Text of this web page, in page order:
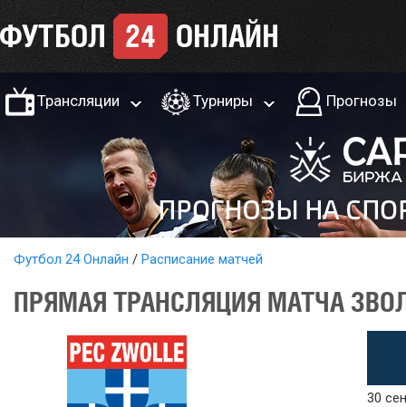
Трансляции Турниры Прогнозы
Футбол 24 Онлайн Расписание матчей
ПРЯМАЯ ТРАНСЛЯЦИЯ МАТЧА
30